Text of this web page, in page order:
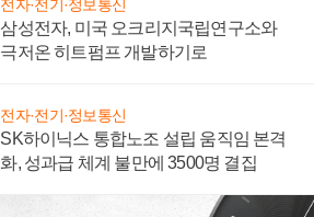
전자·전기·정보통신
삼성전자, 미국 오크리지국립연구소와
극저온 히트펌프 개발하기로
전자·전기·정보통신
SK하이닉스 통합노조 설립 움직임 본격
화, 성과급 체계 불만에 3500명 결집